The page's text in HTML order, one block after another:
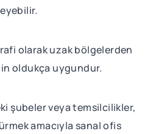
olarak uzak bölgelerden
oldukça uygundur.
şubeler veya temsilcilikler,
amacıyla sanal ofis